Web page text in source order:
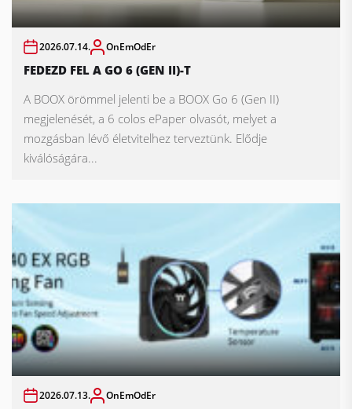
2026.07.14. OnEmOdEr
FEDEZD FEL A GO 6 (GEN II)-T
A BOOX örömmel jelenti be a BOOX Go 6 (Gen II)
megjelenését, a 6 colos ePaper olvasót, melyet a
mozgásban lévő életvitelhez terveztünk. Elődje
kiválóságára...
2026.07.13. OnEmOdEr